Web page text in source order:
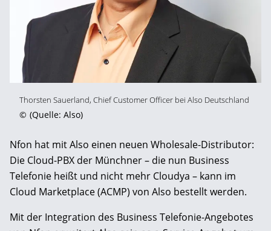
Thorsten Sauerland, Chief Customer Officer bei Also Deutschland
© (Quelle: Also)
Nfon hat mit Also einen neuen Wholesale-Distributor:
Die Cloud-PBX der Münchner – die nun Business
Telefonie heißt und nicht mehr Cloudya – kann im
Cloud Marketplace (ACMP) von Also bestellt werden.
Mit der Integration des Business Telefonie-Angebotes